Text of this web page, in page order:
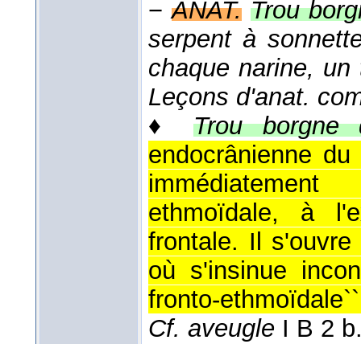
−ANAT. Trou
serpent à
chaque narine,
Leçons d'anat.
♦Trou borgne
endocrânienne
ethmoïdale, à
frontale. Il
où s'insinue
fronto-
Cf. aveugle I B 2